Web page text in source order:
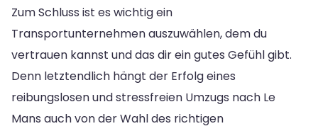
Zum Schluss ist es wichtig ein
Transportunternehmen auszuwählen, dem du
vertrauen kannst und das dir ein gutes Gefühl gibt.
Denn letztendlich hängt der Erfolg eines
reibungslosen und stressfreien Umzugs nach Le
Mans auch von der Wahl des richtigen